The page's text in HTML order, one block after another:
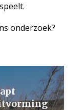
onderzoek?